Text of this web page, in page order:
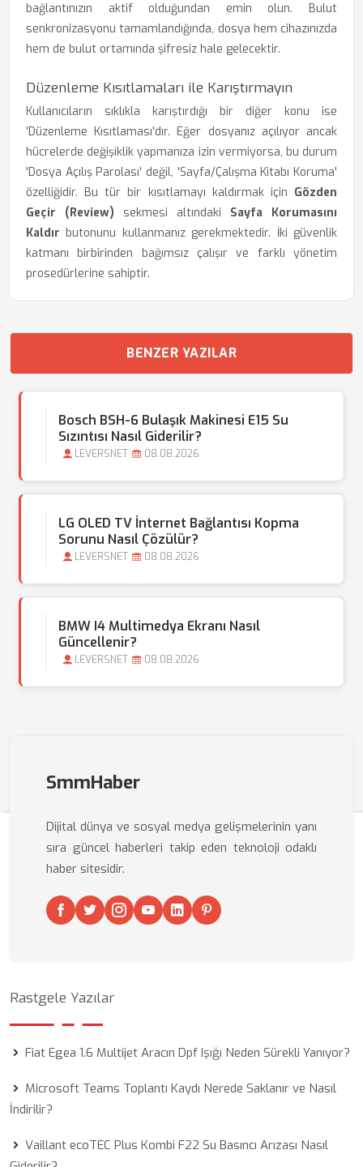
bağlantınızın aktif olduğundan emin olun. Bulut
senkronizasyonu tamamlandığında, dosya hem cihazınızda
hem de bulut ortamında şifresiz hale gelecektir.
Düzenleme Kısıtlamaları ile Karıştırmayın
Kullanıcıların sıklıkla karıştırdığı bir diğer konu ise
'Düzenleme Kısıtlaması'dır. Eğer dosyanız açılıyor ancak
hücrelerde değişiklik yapmanıza izin vermiyorsa, bu durum
'Dosya Açılış Parolası' değil, 'Sayfa/Çalışma Kitabı Koruma'
özelliğidir. Bu tür bir kısıtlamayı kaldırmak için Gözden
Geçir (Review) sekmesi altındaki Sayfa Korumasını
Kaldır butonunu kullanmanız gerekmektedir. İki güvenlik
katmanı birbirinden bağımsız çalışır ve farklı yönetim
prosedürlerine sahiptir.
BENZER YAZILAR
Bosch BSH-6 Bulaşık Makinesi E15 Su
Sızıntısı Nasıl Giderilir?
LEVERSNET 08.08.2026
LG OLED TV İnternet Bağlantısı Kopma
Sorunu Nasıl Çözülür?
LEVERSNET 08.08.2026
BMW I4 Multimedya Ekranı Nasıl
Güncellenir?
LEVERSNET 08.08.2026
SmmHaber
Dijital dünya ve sosyal medya gelişmelerinin yanı
sıra güncel haberleri takip eden teknoloji odaklı
haber sitesidir.
Rastgele Yazılar
Fiat Egea 1.6 Multijet Aracın Dpf Işığı Neden Sürekli Yanıyor?
Microsoft Teams Toplantı Kaydı Nerede Saklanır ve Nasıl
İndirilir?
Vaillant ecoTEC Plus Kombi F22 Su Basıncı Arızası Nasıl